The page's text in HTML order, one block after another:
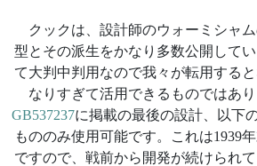
クックは、設計師のウォーミシャ
型とその派生をかなり多数公開して
て大判中判用なので我々が転用する
なりすぎて活用できるものではあ
GB537237に掲載の最後の設計、以下
もののみ使用可能です。これは1939
ですので、戦前から開発が続けられ